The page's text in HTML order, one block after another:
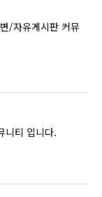
/자유게시판 커뮤
니티 입니다.